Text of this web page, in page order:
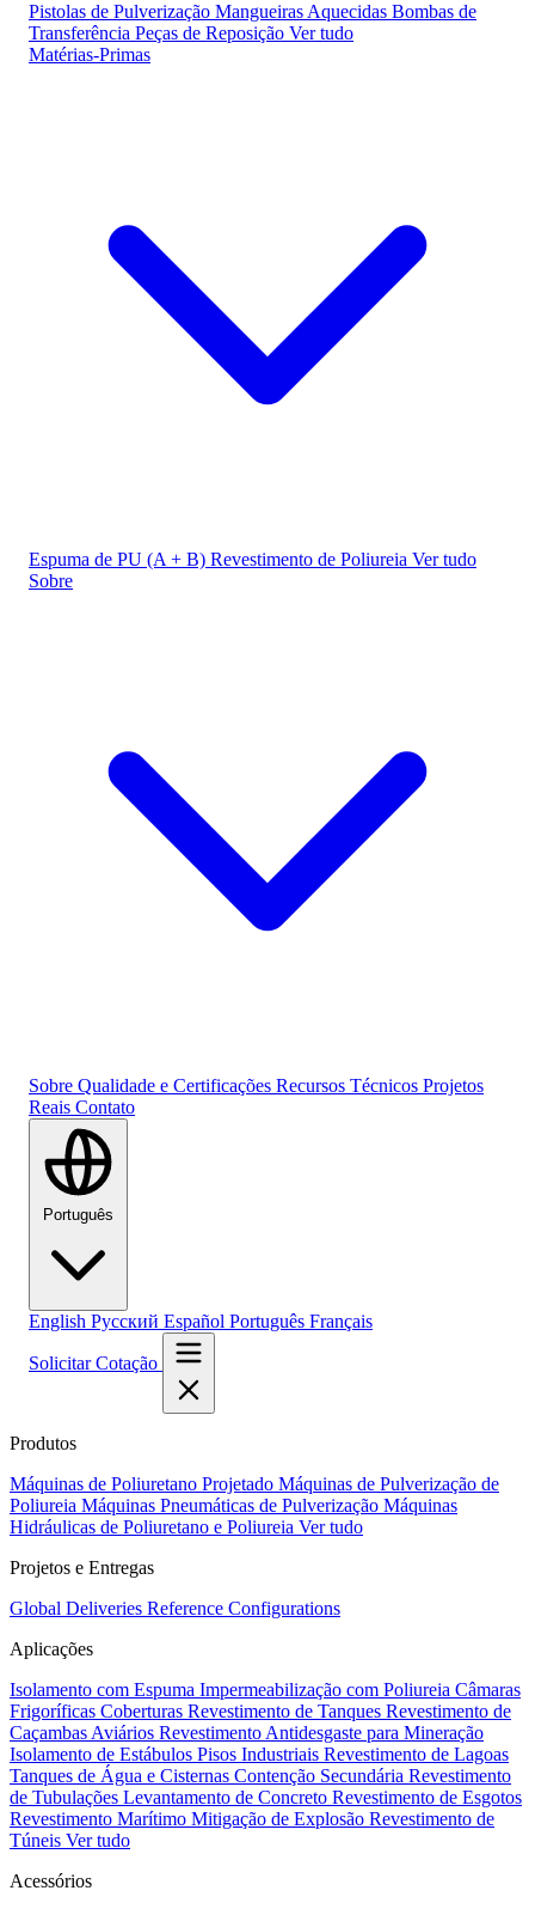
Pistolas de Pulverização Mangueiras Aquecidas Bombas de
Transferência Peças de Reposição Ver tudo
Matérias-Primas
Espuma de PU (A + B) Revestimento de Poliureia Ver tudo
Sobre
Sobre Qualidade e Certificações Recursos Técnicos Projetos
Reais Contato
English Русский Español Português Français
Solicitar Cotação
Produtos
Máquinas de Poliuretano Projetado Máquinas de Pulverização de
Poliureia Máquinas Pneumáticas de Pulverização Máquinas
Hidráulicas de Poliuretano e Poliureia Ver tudo
Projetos e Entregas
Global Deliveries Reference Configurations
Aplicações
Isolamento com Espuma Impermeabilização com Poliureia Câmaras
Frigoríficas Coberturas Revestimento de Tanques Revestimento de
Caçambas Aviários Revestimento Antidesgaste para Mineração
Isolamento de Estábulos Pisos Industriais Revestimento de Lagoas
Tanques de Água e Cisternas Contenção Secundária Revestimento
de Tubulações Levantamento de Concreto Revestimento de Esgotos
Revestimento Marítimo Mitigação de Explosão Revestimento de
Túneis Ver tudo
Acessórios